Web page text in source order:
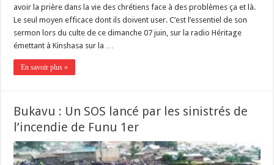
avoir la prière dans la vie des chrétiens face à des problèmes ça et là.
Le seul moyen efficace dont ils doivent user. C’est l’essentiel de son
sermon lors du culte de ce dimanche 07 juin, sur la radio Héritage
émettant à Kinshasa sur la …
En savoir plus »
Bukavu : Un SOS lancé par les sinistrés de
l’incendie de Funu 1er